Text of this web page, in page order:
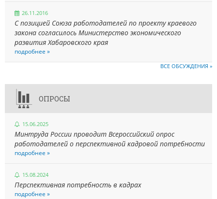
26.11.2016
С позицией Союза работодателей по проекту краевого
закона согласилось Министерство экономического
развития Хабаровского края
подробнее »
ВСЕ ОБСУЖДЕНИЯ »
ОПРОСЫ
15.06.2025
Минтруда России проводит Всероссийский опрос
работодателей о перспективной кадровой потребности
подробнее »
15.08.2024
Перспективная потребность в кадрах
подробнее »